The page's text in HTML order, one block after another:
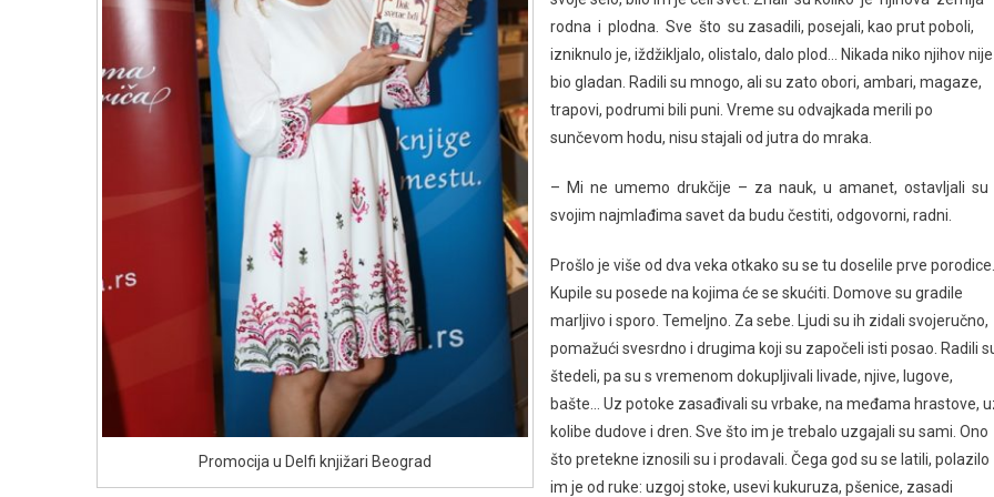
Promocija u Delfi knjižari Beograd
rodna i plodna. Sve što su zasadili, posejali, kao prut poboli,
izniknulo je, iždžikljalo, olistalo, dalo plod… Nikada niko njihov nije
bio gladan. Radili su mnogo, ali su zato obori, ambari, magaze,
trapovi, podrumi bili puni. Vreme su odvajkada merili po
sunčevom hodu, nisu stajali od jutra do mraka.
– Mi ne umemo drukčije – za nauk, u amanet, ostavljali su
svojim najmlađima savet da budu čestiti, odgovorni, radni.
Prošlo je više od dva veka otkako su se tu doselile prve porodice.
Kupile su posede na kojima će se skućiti. Domove su gradile
marljivo i sporo. Temeljno. Za sebe. Ljudi su ih zidali svojeručno,
pomažući svesrdno i drugima koji su započeli isti posao. Radili
štedeli, pa su s vremenom dokupljivali livade, njive, lugove,
bašte… Uz potoke zasađivali su vrbake, na međama hrastove,
kolibe dudove i dren. Sve što im je trebalo uzgajali su sami. Ono
što pretekne iznosili su i prodavali. Čega god su se latili, polazilo
im je od ruke: uzgoj stoke, usevi kukuruza, pšenice, zasadi